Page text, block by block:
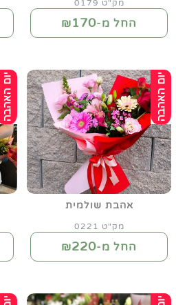
מק"ט 0179
החל מ-₪170
אהבת שולמית
מק"ט 0221
החל מ-₪220